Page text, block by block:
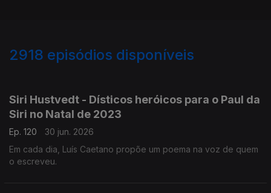
2918 episódios disponíveis
Siri Hustvedt - Dísticos heróicos para o Paul da
Siri no Natal de 2023
Ep. 120
30 jun. 2026
Em cada dia, Luís Caetano propõe um poema na voz de quem
o escreveu.